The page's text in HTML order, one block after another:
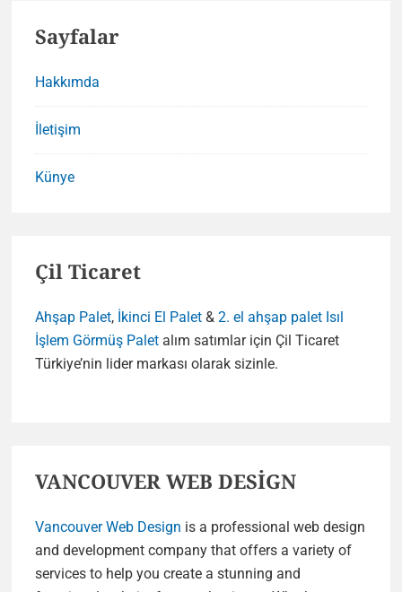
Sayfalar
Hakkımda
İletişim
Künye
Çil Ticaret
Ahşap Palet, İkinci El Palet & 2. el ahşap palet Isıl
İşlem Görmüş Palet alım satımlar için Çil Ticaret
Türkiye’nin lider markası olarak sizinle.
VANCOUVER WEB DESİGN
Vancouver Web Design is a professional web design
and development company that offers a variety of
services to help you create a stunning and